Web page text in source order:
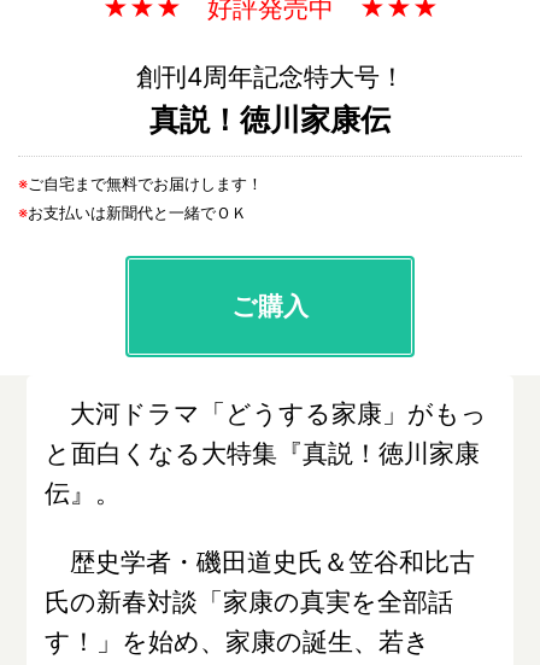
★★★ 好評発売中 ★★★
創刊4周年記念特大号！
真説！徳川家康伝
※ご自宅まで無料でお届けします！
※お支払いは新聞代と一緒でＯＫ
ご購入
大河ドラマ「どうする家康」がもっ
と面白くなる大特集『真説！徳川家康
伝』。
歴史学者・磯田道史氏＆笠谷和比古
氏の新春対談「家康の真実を全部話
す！」を始め、家康の誕生、若き